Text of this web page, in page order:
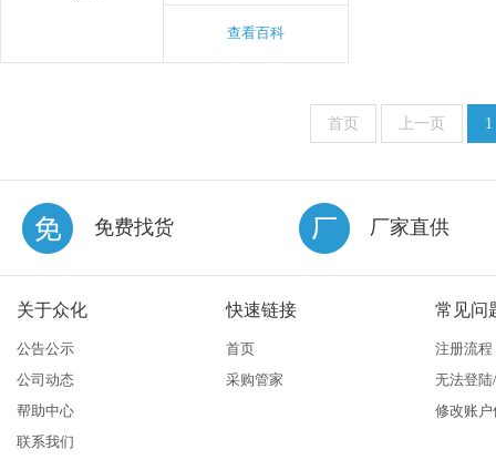
查看百科
首页 上一页 1
免费找货 厂家直供
关于众化
公告公示
公司动态
帮助中心
联系我们
快速链接
首页
采购管家
常见问
注册流程
无法登
修改账户